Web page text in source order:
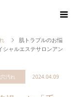
肌トラブルのお悩
シャルエステサロンアン
汚れ 2024.04.09